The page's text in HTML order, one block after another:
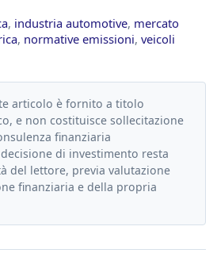
, industria automotive, mercato
, normative emissioni, veicoli
articolo è fornito a titolo
e non costituisce sollecitazione
finanziaria
di investimento resta
del lettore, previa valutazione
finanziaria e della propria